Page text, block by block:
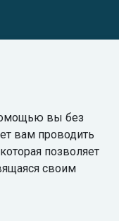
вы без
вам проводить
позволяет
своим